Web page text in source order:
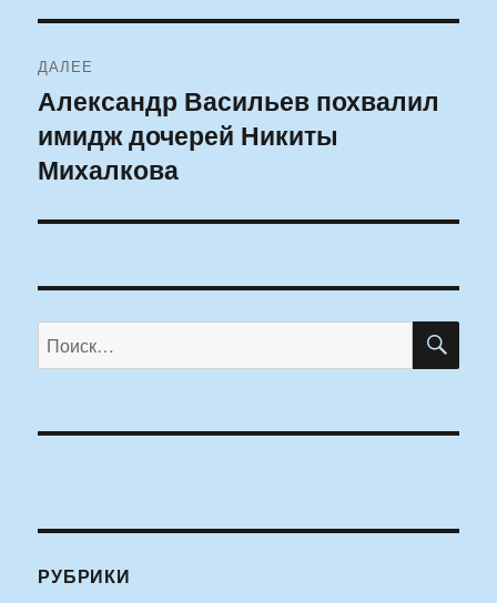
ДАЛЕЕ
Следующая
запись:
Александр Васильев похвалил
имидж дочерей Никиты
Михалкова
Искать:
РУБРИКИ